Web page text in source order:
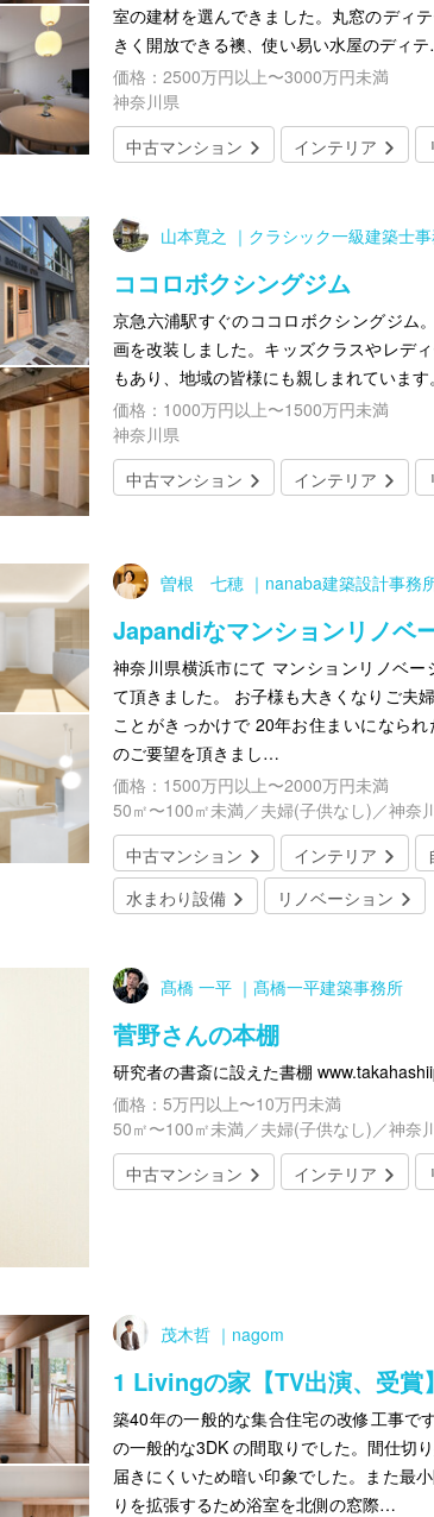
室の建材を選んできました。丸窓のディ
きく開放できる襖、使い易い水屋のディ
価格：2500万円以上〜3000万円未満
神奈川県
中古マンション
インテリア
山本寛之 ｜クラシック一級建築士
ココロボクシングジム
京急六浦駅すぐのココロボクシングジム
画を改装しました。キッズクラスやレデ
もあり、地域の皆様にも親しまれています。
価格：1000万円以上〜1500万円未満
神奈川県
中古マンション
インテリア
曽根 七穂 ｜nanaba建築設計事務
Japandiなマンションリノベ
神奈川県横浜市にて マンションリノベ
て頂きました。 お子様も大きくなりご夫
ことがきっかけで 20年お住まいになら
のご要望を頂きまし…
価格：1500万円以上〜2000万円未満
50㎡〜100㎡未満／夫婦(子供なし)／神奈
中古マンション
インテリア
水まわり設備
リノベーション
髙橋 一平 ｜髙橋一平建築事務所
菅野さんの本棚
研究者の書斎に設えた書棚
価格：5万円以上〜10万円未満
50㎡〜100㎡未満／夫婦(子供なし)／神奈
中古マンション
インテリア
茂木哲 ｜nagom
1 Livingの家【TV出演、受賞】
築40年の一般的な集合住宅の改修工事で
の一般的な3DK の間取りでした。間仕切
届きにくいため暗い印象でした。また最
りを拡張するため浴室を北側の窓際…